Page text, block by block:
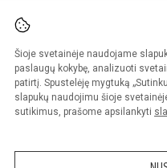
Šioje svetainėje naudojame
paslaugų kokybę, analizuoti
patirtį. Spustelėję mygtuką
slapukų naudojimu šioje
sutikimus, prašome apsilankyti
© 2020. Alytaus r. meno ir
Kopijuoti turinį be raštiško
Prieinamumo
Sumanus būdas atnaujinti